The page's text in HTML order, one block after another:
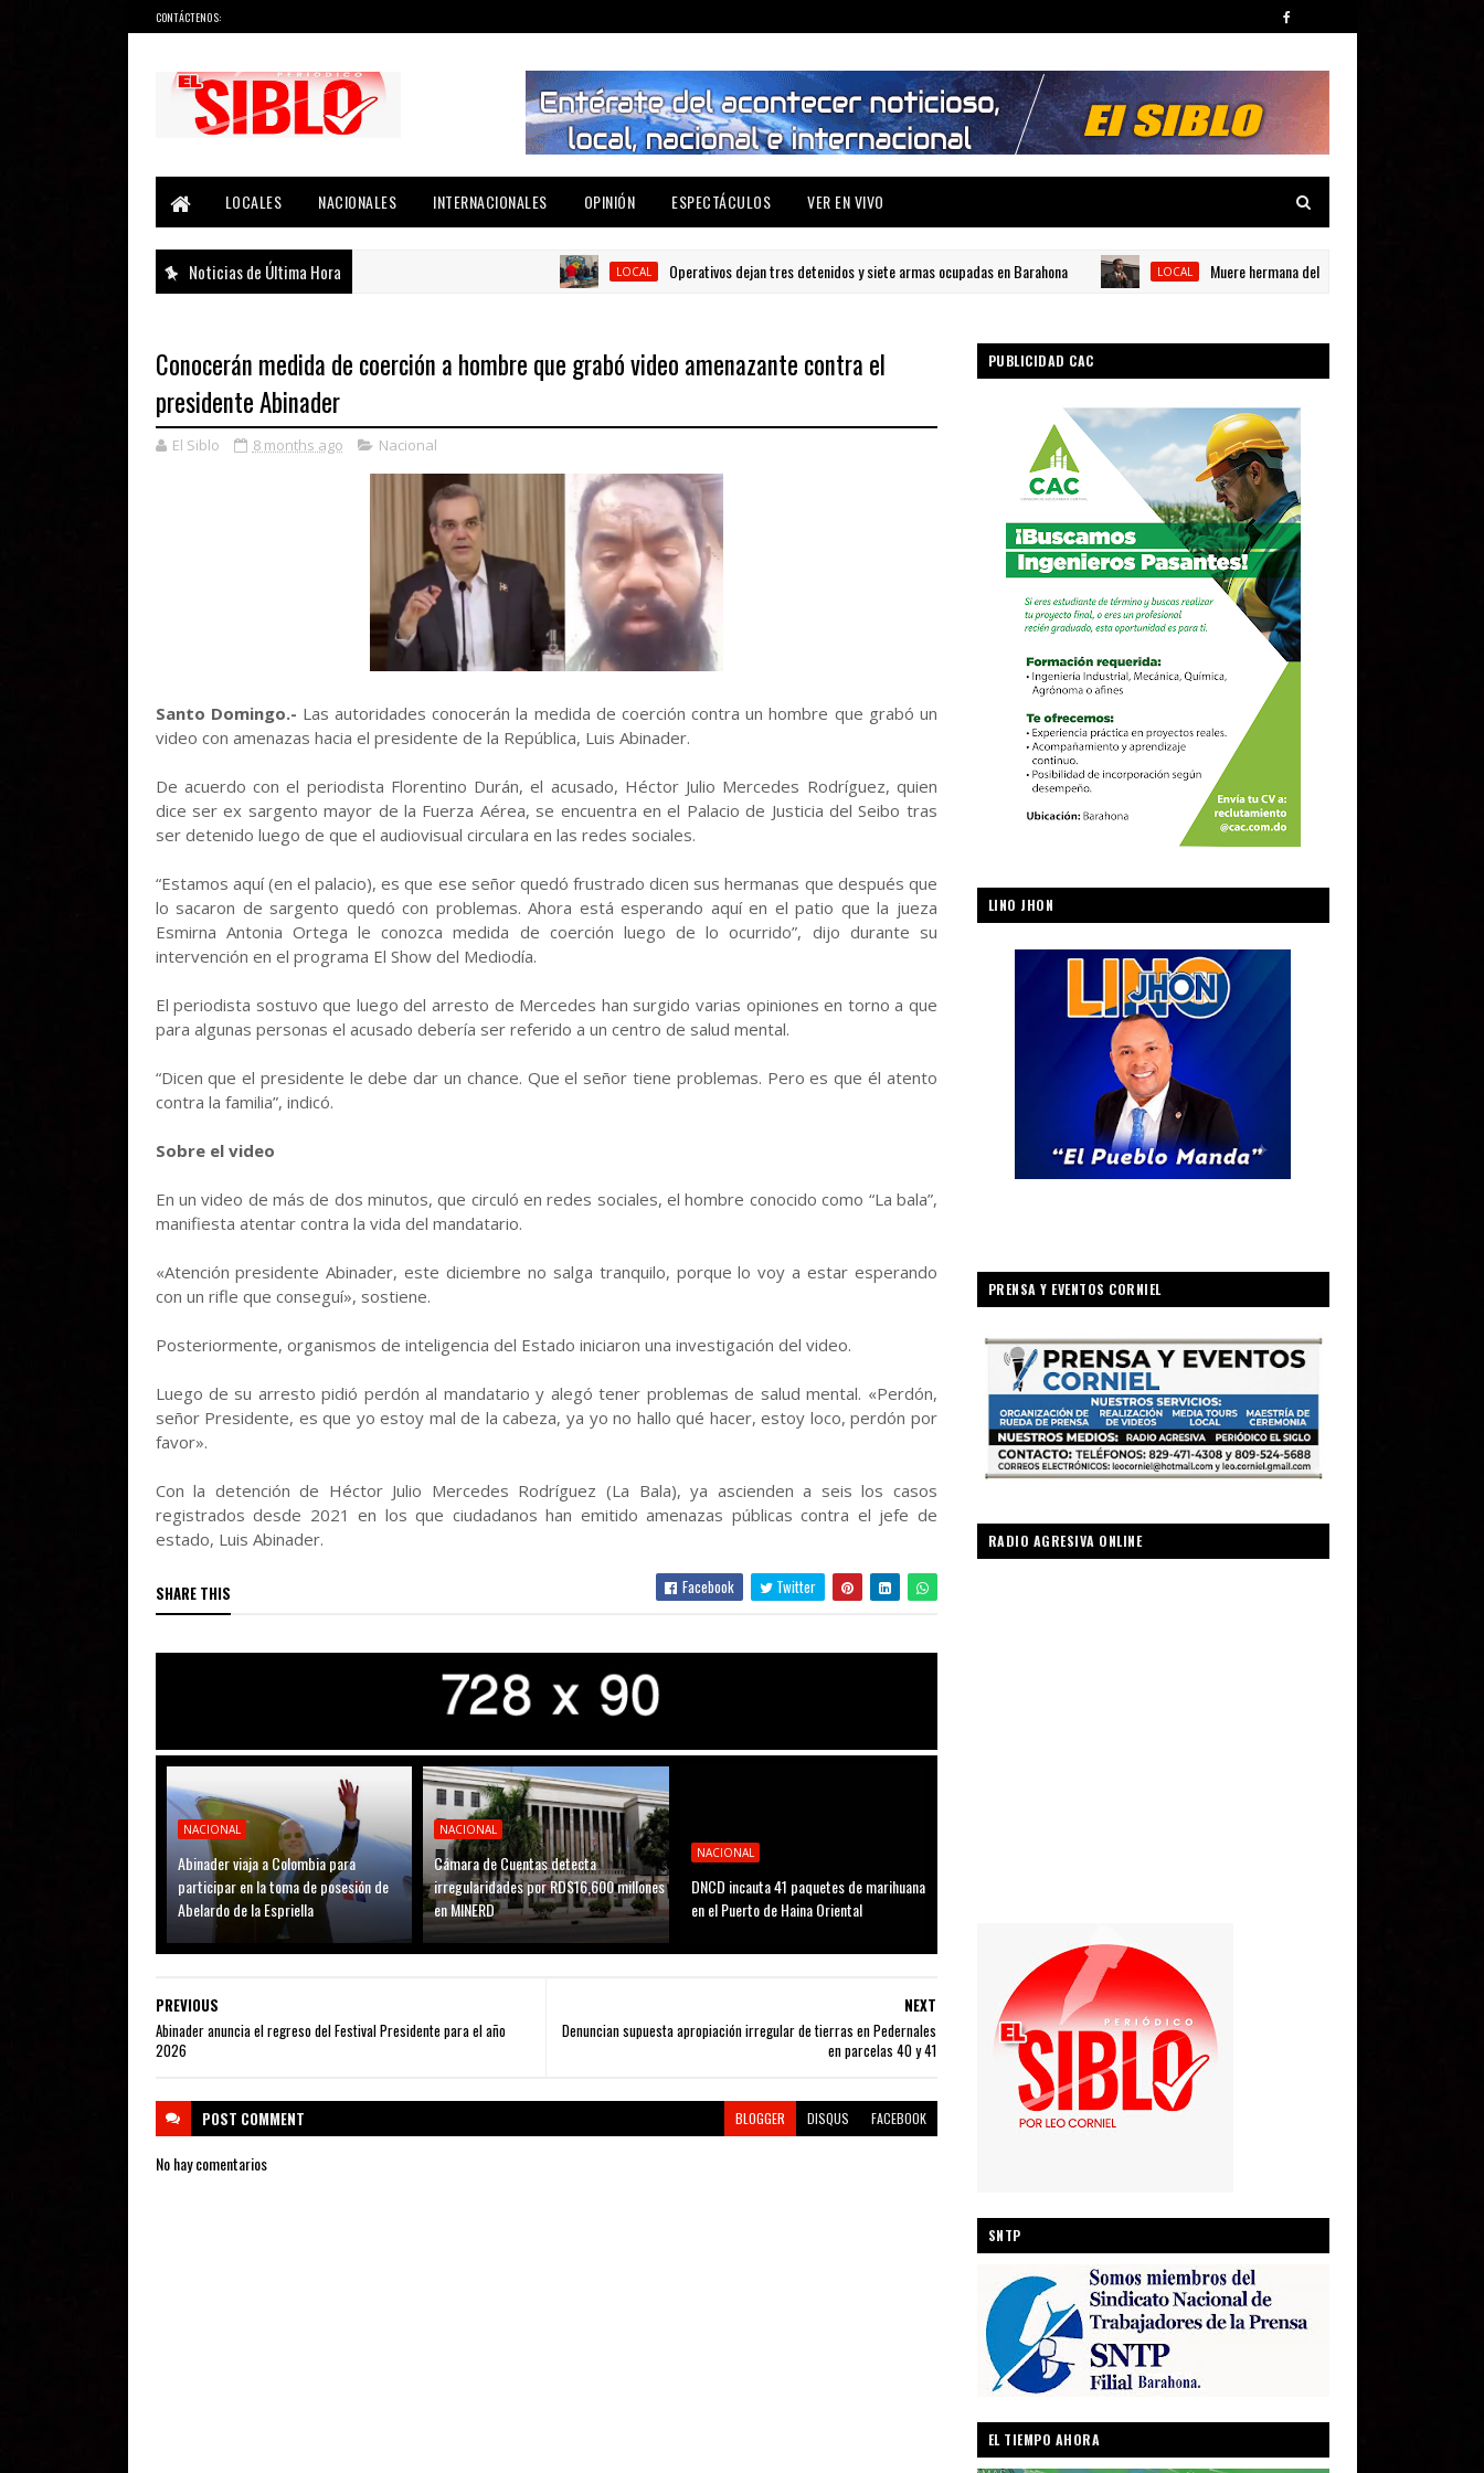
CONTÁCTENOS:
LOCALES
NACIONALES INTERNACIONALES OPINIÓN ESPECTÁCULOS VER EN VIVO
Noticias de Última Hora LOCAL Operativos dejan tres detenidos y siete armas ocupadas en Barahona LOCAL Muere hermana del catedrático universitario Carlos
Conocerán medida de coerción a hombre que grabó video amenazante contra el
presidente Abinader
El Siblo 8 months ago Nacional
Santo Domingo.- Las autoridades conocerán la medida de coerción contra un hombre que grabó un
video con amenazas hacia el presidente de la República, Luis Abinader.
De acuerdo con el periodista Florentino Durán, el acusado, Héctor Julio Mercedes Rodríguez, quien
dice ser ex sargento mayor de la Fuerza Aérea, se encuentra en el Palacio de Justicia del Seibo tras
ser detenido luego de que el audiovisual circulara en las redes sociales.
“Estamos aquí (en el palacio), es que ese señor quedó frustrado dicen sus hermanas que después que
lo sacaron de sargento quedó con problemas. Ahora está esperando aquí en el patio que la jueza
Esmirna Antonia Ortega le conozca medida de coerción luego de lo ocurrido”, dijo durante su
intervención en el programa El Show del Mediodía.
El periodista sostuvo que luego del arresto de Mercedes han surgido varias opiniones en torno a que
para algunas personas el acusado debería ser referido a un centro de salud mental.
“Dicen que el presidente le debe dar un chance. Que el señor tiene problemas. Pero es que él atento
contra la familia”, indicó.
Sobre el video
En un video de más de dos minutos, que circuló en redes sociales, el hombre conocido como “La bala”,
manifiesta atentar contra la vida del mandatario.
«Atención presidente Abinader, este diciembre no salga tranquilo, porque lo voy a estar esperando
con un rifle que conseguí», sostiene.
Posteriormente, organismos de inteligencia del Estado iniciaron una investigación del video.
Luego de su arresto pidió perdón al mandatario y alegó tener problemas de salud mental. «Perdón,
señor Presidente, es que yo estoy mal de la cabeza, ya yo no hallo qué hacer, estoy loco, perdón por
favor».
Con la detención de Héctor Julio Mercedes Rodríguez (La Bala), ya ascienden a seis los casos
registrados desde 2021 en los que ciudadanos han emitido amenazas públicas contra el jefe de
estado, Luis Abinader.
SHARE THIS Facebook Twitter
NACIONAL
Abinader viaja a Colombia para
participar en la toma de posesión de
Abelardo de la Espriella
NACIONAL
Cámara de Cuentas detecta
irregularidades por RD$16,600 millones
en MINERD
NACIONAL
DNCD incauta 41 paquetes de marihuana
en el Puerto de Haina Oriental
NEXT
Denuncian supuesta apropiación irregular de tierras en Pedernales
en parcelas 40 y 41
PREVIOUS
Abinader anuncia el regreso del Festival Presidente para el año
2026
POST COMMENT BLOGGER DISQUS FACEBOOK
No hay comentarios
PUBLICIDAD CAC
LINO JHON
PRENSA Y EVENTOS CORNIEL
RADIO AGRESIVA ONLINE
SNTP
EL TIEMPO AHORA